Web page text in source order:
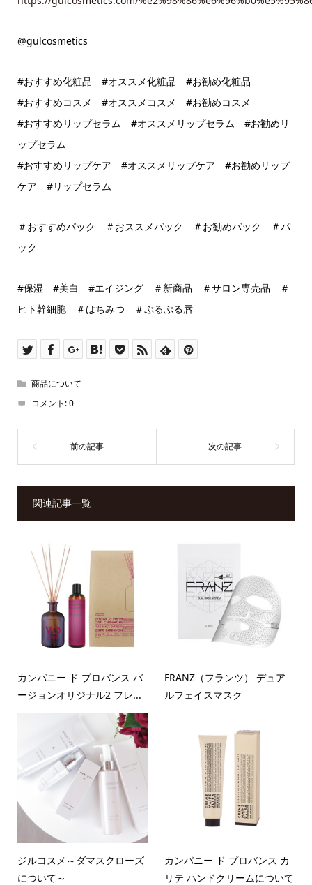
@gulcosmetics
#おすすめ化粧品 #オススメ化粧品 #お勧め化粧品
#おすすめコスメ #オススメコスメ #お勧めコスメ
#おすすめリップセラム #オススメリップセラム #お勧めリ
ップセラム
#おすすめリップケア #オススメリップケア #お勧めリップ
ケア #リップセラム
＃おすすめパック ＃おススメパック ＃お勧めパック ＃パ
ック
#保湿 #美白 #エイジング ＃新商品 ＃サロン専売品 ＃
ヒト幹細胞 ＃はちみつ ＃ぷるぷる唇
商品について
コメント:0
関連記事一覧
カンパニー ド プロバンス バ
ージョンオリジナル2 フレ...
FRANZ（フランツ） デュア
ルフェイスマスク
ジルコスメ～ダマスクローズ
について～
カンパニー ド プロバンス カ
リテ ハンドクリームについて